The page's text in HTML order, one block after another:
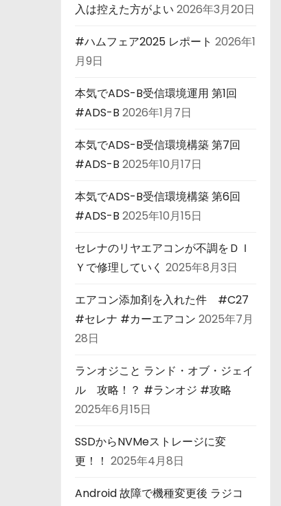
入は控えた方がよい 2026年3月20日
#ハムフェア2025 レポート 2026年1
月9日
本気でADS-B受信環境運用 第1回
#ADS-B 2026年1月7日
本気でADS-B受信環境構築 第7回
#ADS-B 2025年10月17日
本気でADS-B受信環境構築 第6回
#ADS-B 2025年10月15日
セレナのリヤエアコンが不調をＤＩ
Ｙで修理していく 2025年8月3日
エアコン添加剤を入れた件 #C27
#セレナ #カーエアコン 2025年7月
28日
ランオジこと ランド・オブ・ジェイ
ル 攻略！？ #ランオジ #攻略
2025年6月15日
SSDからNVMeストレージに変
更！！ 2025年4月8日
Android 故障で機種変更後 ラジコ